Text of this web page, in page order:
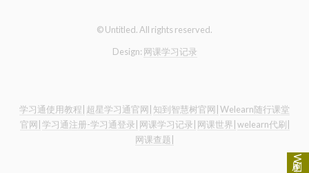
© Untitled. All rights reserved.
Design: 网课学习记录
学习通使用教程| 超星学习通官网| 知到智慧树官网| Welearn随行课堂
官网| 学习通注册-学习通登录| 网课学习记录| 网课世界| welearn代刷|
网课查题|